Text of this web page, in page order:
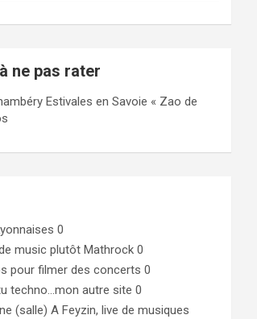
haut/bas
le
ne pas rater
Estivales en Savoie « Zao de
0
music plutôt Mathrock 0
pour filmer des concerts 0
techno…mon autre site 0
(salle) A Feyzin, live de musiques